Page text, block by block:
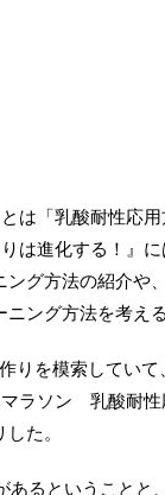
は「乳酸耐性応
は進化する！』
グ方法の紹介や
ング方法を考え
りを模索してい
ラソン 乳酸耐性
た。
るということと